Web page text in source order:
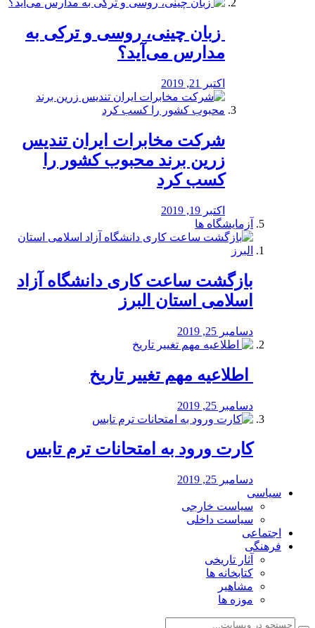
️ زبان چینی، روسی و ترکی به
مدارس می‌آید؟
اکتبر 21, 2019
شرکت مخابرات ایران تندیس
زرین برند محبوب کشور را
کسب کرد
اکتبر 19, 2019
آزمایشگاه ها
بازگشت ساعت کاری دانشگاه آزاد
اسلامی استان البرز
دسامبر 25, 2019
️ اطلاعیه مهم تغییر تاریخ
دسامبر 25, 2019
کارت ورود به امتحانات ترم تابس
دسامبر 25, 2019
سیاسی
سیاست خارجی
سیاست داخلی
اجتماعی
فرهنگی
آثار تاریخی
کتابخانه ها
مشاهیر
موزه ها